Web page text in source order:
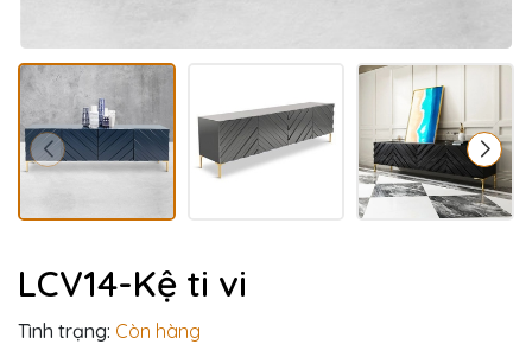
LCV14-Kệ ti vi
Tình trạng: Còn hàng